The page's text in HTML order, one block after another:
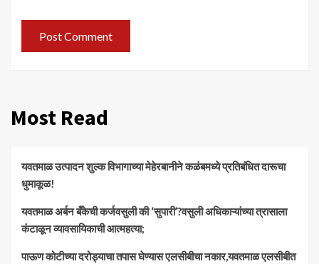
Most Read
यवतमाळ उत्पादन शुल्क विभागाच्या मेहेरबानीने कळंबमध्ये प्रतिबंधित दारूचा
धुमाकूळ!
​यवतमाळ अर्बन बँकेची कर्जवसुली की ‘सुपारी’?वसुली अधिकाऱ्यांच्या त्रासाला
कंटाळून व्यावसायिकाची आत्महत्या;
पाऊण कोटीच्या दरोड्याचा तपास घेण्यास एलसीबीचा नकार,यवतमाळ एलसीबीत